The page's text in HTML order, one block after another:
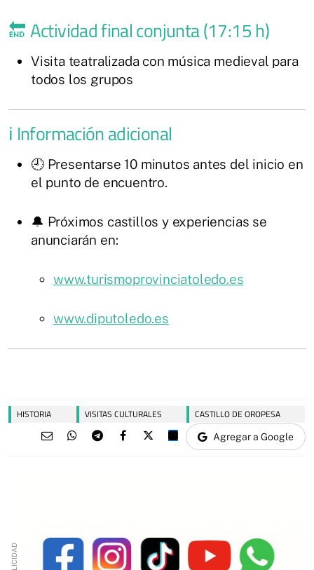
🔚 Actividad final conjunta (17:15 h)
Visita teatralizada con música medieval para
todos los grupos
ℹ️ Información adicional
🕘 Presentarse 10 minutos antes del inicio en
el punto de encuentro.
🔔 Próximos castillos y experiencias se
anunciarán en:
www.turismoprovinciatoledo.es
www.diputoledo.es
HISTORIA VISITAS CULTURALES CASTILLO DE OROPESA
Agregar a Google